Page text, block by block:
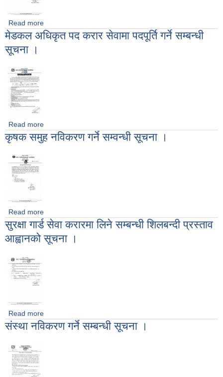
Read more
सूचना ।
मेडकल अधिकृत पद करार सेवामा पदपूर्ति गर्ने सम्बन्धी
सूचना ।
Read more
कृषक समुह नविकरण गर्ने सम्वन्धी सूचना ।
Read more
सुरक्षा गार्ड सेवा करारमा लिने सम्बन्धी शिलबन्दी प्रस्ताव
आह्वानको सूचना ।
Read more
सूचना ।
संस्था नविकरण गर्ने सम्बन्धी सूचना ।